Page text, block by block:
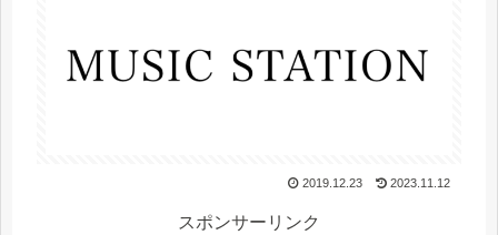
2019.12.23 2023.11.12
スポンサーリンク